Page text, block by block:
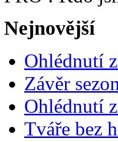
Nejnovější
Ohlédnutí
Závěr
Ohlédnutí
Tváře bez